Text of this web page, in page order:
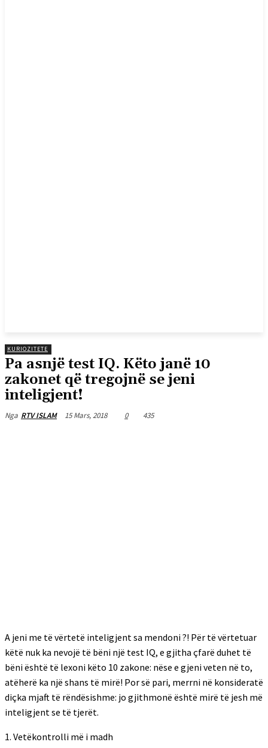
KURIOZITETE
Pa asnjë test IQ. Këto janë 10
zakonet që tregojnë se jeni
inteligjent!
Nga RTV ISLAM 15 Mars, 2018 0 435
A jeni me të vërtetë inteligjent sa mendoni ?! Për të vërtetuar
këtë nuk ka nevojë të bëni një test IQ, e gjitha çfarë duhet të
bëni është të lexoni këto 10 zakone: nëse e gjeni veten në to,
atëherë ka një shans të mirë! Por së pari, merrni në konsideratë
diçka mjaft të rëndësishme: jo gjithmonë është mirë të jesh më
inteligjent se të tjerët.
1. Vetëkontrolli më i madh